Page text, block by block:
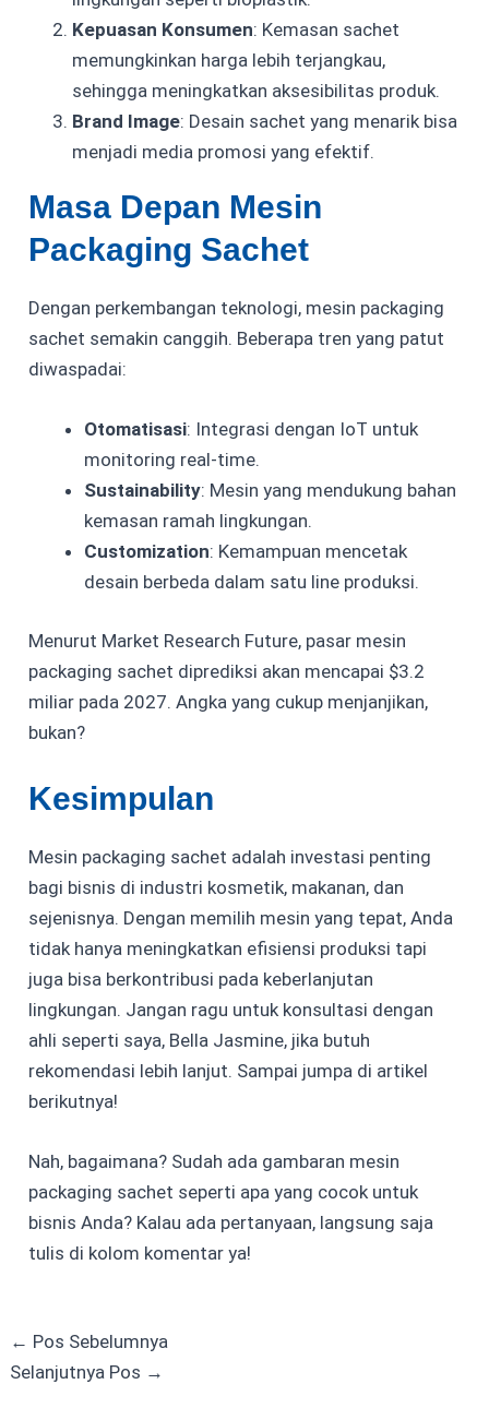
Kepuasan Konsumen: Kemasan sachet
memungkinkan harga lebih terjangkau,
sehingga meningkatkan aksesibilitas produk.
Brand Image: Desain sachet yang menarik bisa
menjadi media promosi yang efektif.
Masa Depan Mesin
Packaging Sachet
Dengan perkembangan teknologi, mesin packaging
sachet semakin canggih. Beberapa tren yang patut
diwaspadai:
Otomatisasi: Integrasi dengan IoT untuk
monitoring real-time.
Sustainability: Mesin yang mendukung bahan
kemasan ramah lingkungan.
Customization: Kemampuan mencetak
desain berbeda dalam satu line produksi.
Menurut Market Research Future, pasar mesin
packaging sachet diprediksi akan mencapai $3.2
miliar pada 2027. Angka yang cukup menjanjikan,
bukan?
Kesimpulan
Mesin packaging sachet adalah investasi penting
bagi bisnis di industri kosmetik, makanan, dan
sejenisnya. Dengan memilih mesin yang tepat, Anda
tidak hanya meningkatkan efisiensi produksi tapi
juga bisa berkontribusi pada keberlanjutan
lingkungan. Jangan ragu untuk konsultasi dengan
ahli seperti saya, Bella Jasmine, jika butuh
rekomendasi lebih lanjut. Sampai jumpa di artikel
berikutnya!
Nah, bagaimana? Sudah ada gambaran mesin
packaging sachet seperti apa yang cocok untuk
bisnis Anda? Kalau ada pertanyaan, langsung saja
tulis di kolom komentar ya!
← Pos Sebelumnya
Selanjutnya Pos →